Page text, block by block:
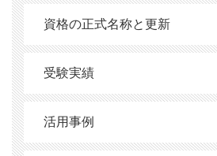
資格の正式名称と更新
受験実績
活用事例